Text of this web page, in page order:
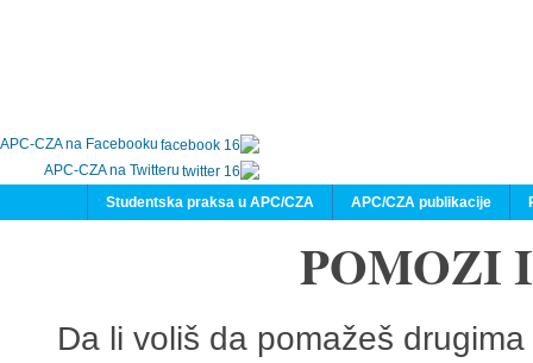
APC-CZA na Facebooku
APC-CZA na Twitteru
APC/CZA publikacije
Studentska praksa u APC/CZA
POMOZI
Da li voliš da pomažeš